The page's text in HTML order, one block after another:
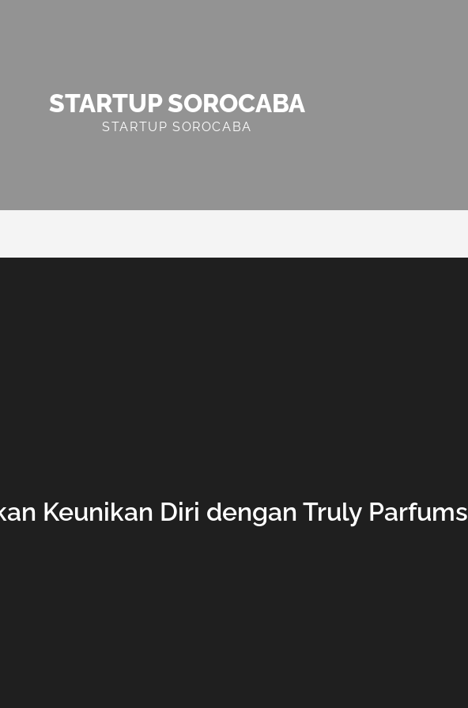
STARTUP SOROCABA
STARTUP SOROCABA
Keunikan Diri dengan Truly Parfums